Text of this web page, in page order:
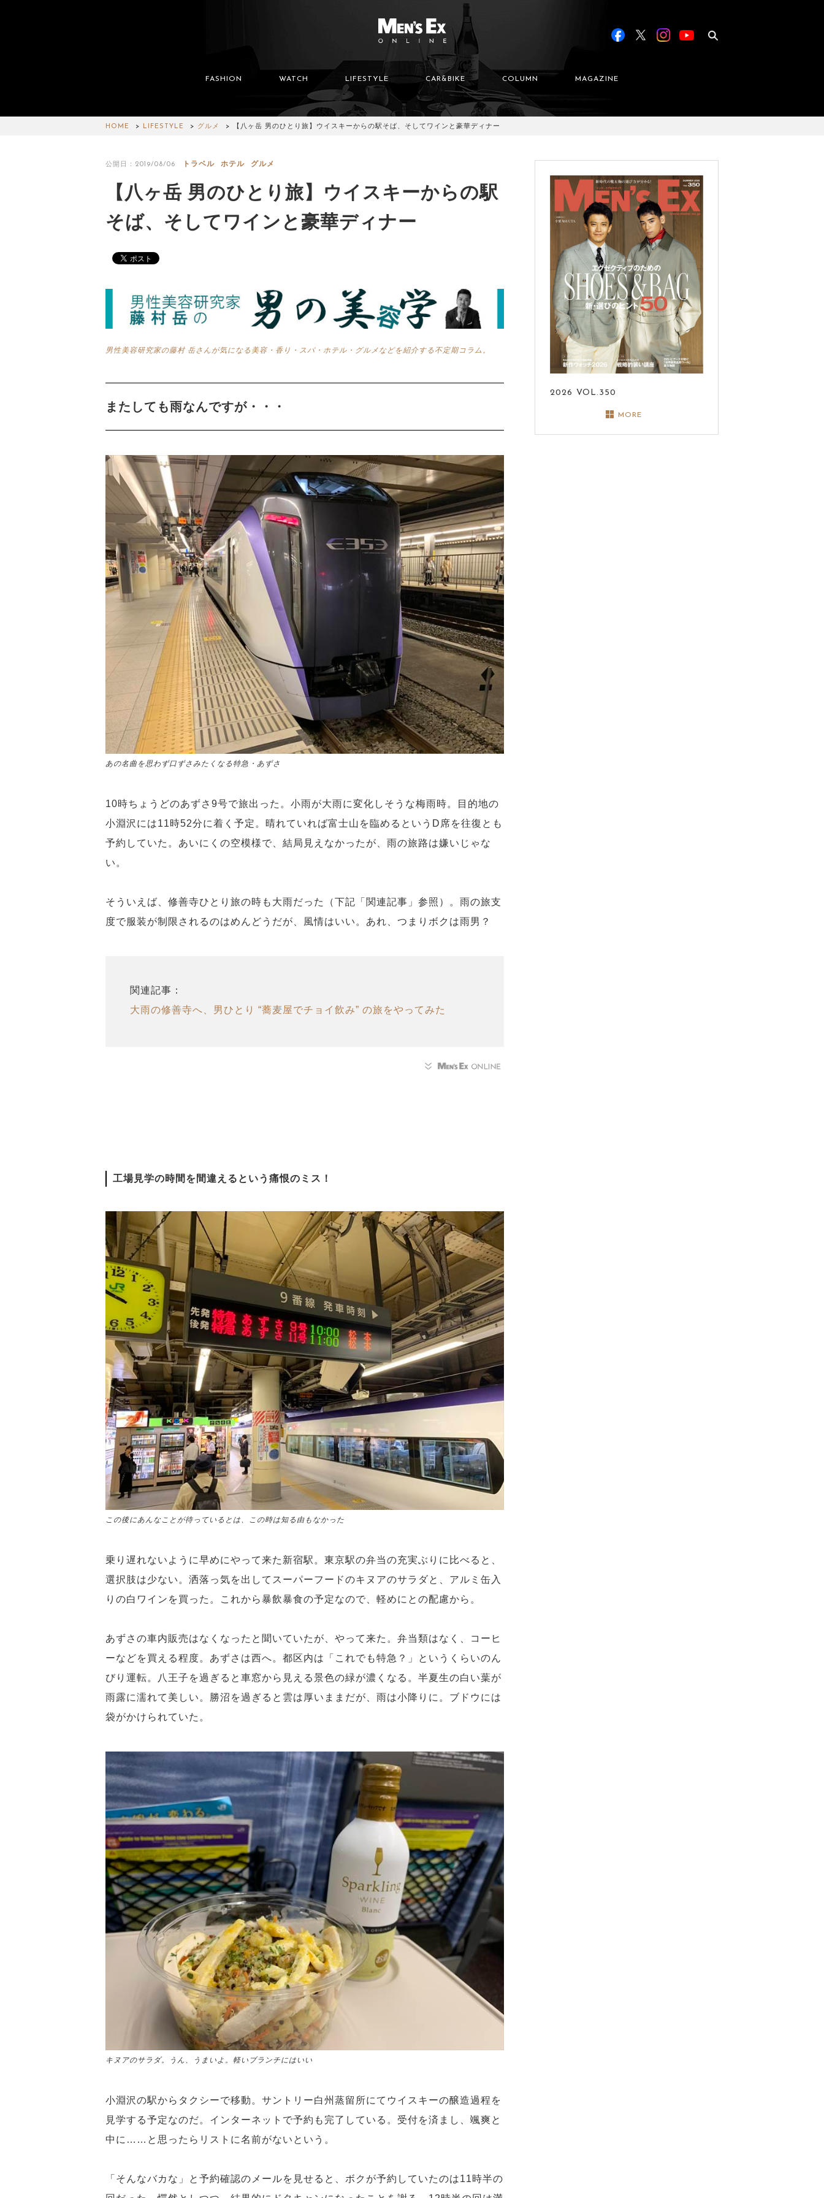
FASHION WATCH LIFESTYLE CAR&BIKE COLUMN MAGAZINE
HOME LIFESTYLE グルメ 【八ヶ岳 男のひとり旅】ウイスキーからの駅そば、そしてワインと豪華ディナー
公開日：2019/08/06 トラベル ホテル グルメ
【八ヶ岳 男のひとり旅】ウイスキーからの駅
そば、そしてワインと豪華ディナー
男性美容研究家の藤村 岳さんが気になる美容・香り・スパ・ホテル・グルメなどを紹介する不定期コラム。
またしても雨なんですが・・・
あの名曲を思わず口ずさみたくなる特急・あずさ
10時ちょうどのあずさ9号で旅出った。小雨が大雨に変化しそうな梅雨時。目的地の
小淵沢には11時52分に着く予定。晴れていれば富士山を臨めるというD席を往復とも
予約していた。あいにくの空模様で、結局見えなかったが、雨の旅路は嫌いじゃな
い。
そういえば、修善寺ひとり旅の時も大雨だった（下記「関連記事」参照）。雨の旅支
度で服装が制限されるのはめんどうだが、風情はいい。あれ、つまりボクは雨男？
関連記事：
大雨の修善寺へ、男ひとり “蕎麦屋でチョイ飲み” の旅をやってみた
2026 VOL.350
MORE
工場見学の時間を間違えるという痛恨のミス！
この後にあんなことが待っているとは、この時は知る由もなかった
乗り遅れないように早めにやって来た新宿駅。東京駅の弁当の充実ぶりに比べると、
選択肢は少ない。洒落っ気を出してスーパーフードのキヌアのサラダと、アルミ缶入
りの白ワインを買った。これから暴飲暴食の予定なので、軽めにとの配慮から。
あずさの車内販売はなくなったと聞いていたが、やって来た。弁当類はなく、コーヒ
ーなどを買える程度。あずさは西へ。都区内は「これでも特急？」というくらいのん
びり運転。八王子を過ぎると車窓から見える景色の緑が濃くなる。半夏生の白い葉が
雨露に濡れて美しい。勝沼を過ぎると雲は厚いままだが、雨は小降りに。ブドウには
袋がかけられていた。
キヌアのサラダ。うん、うまいよ。軽いブランチにはいい
小淵沢の駅からタクシーで移動。サントリー白州蒸留所にてウイスキーの醸造過程を
見学する予定なのだ。インターネットで予約も完了している。受付を済まし、颯爽と
中に……と思ったらリストに名前がないという。
「そんなバカな」と予約確認のメールを見せると、ボクが予約していたのは11時半の